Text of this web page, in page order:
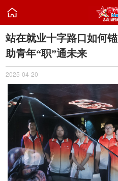

站在就业十字路口如何
助青年“职”通未来
2025-04-20